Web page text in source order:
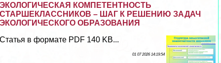
ЭКОЛОГИЧЕСКАЯ КОМПЕТЕНТНОСТЬ
СТАРШЕКЛАССНИКОВ – ШАГ К РЕШЕНИЮ ЗАДАЧ
ЭКОЛОГИЧЕСКОГО ОБРАЗОВАНИЯ
Статья в формате PDF 140 KB...
01 07 2026 14:19:54